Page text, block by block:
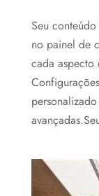
Seu
no painel de
cada aspecto